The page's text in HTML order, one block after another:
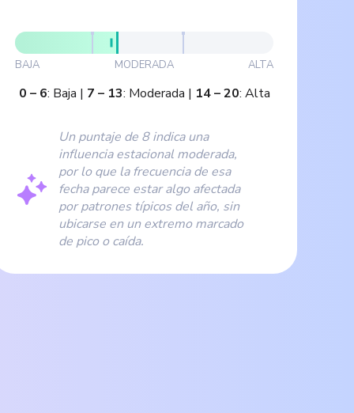
BAJA MODERADA ALTA
0 – 6: Baja | 7 – 13: Moderada | 14–20: Alta
Un puntaje de 8 indica una
influencia estacional moderada,
por lo que la frecuencia de esa
fecha parece estar algo afectada
por patrones típicos del año, sin
ubicarse en un extremo marcado
de pico o caída.